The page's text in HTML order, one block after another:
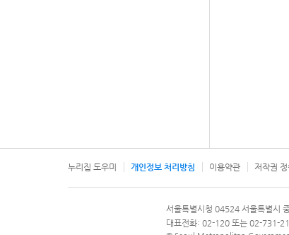
누리집 도우미 개인정보 처리방침 이용약관 저작권 정
문의 전화번호 120, 120 다산콜재단
서울특별시청 04524 서울특별시
대표전화: 02-120 또는 02-731-